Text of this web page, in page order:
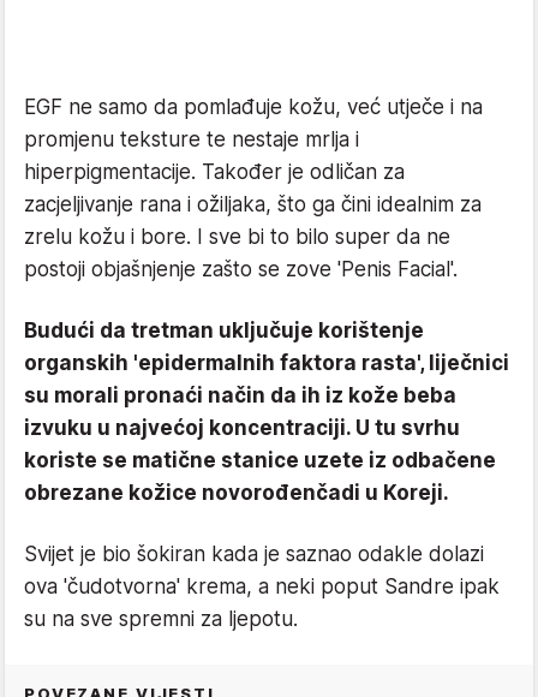
EGF ne samo da pomlađuje kožu, već utječe i na
promjenu teksture te nestaje mrlja i
hiperpigmentacije. Također je odličan za
zacjeljivanje rana i ožiljaka, što ga čini idealnim za
zrelu kožu i bore. I sve bi to bilo super da ne
postoji objašnjenje zašto se zove 'Penis Facial'.
Budući da tretman uključuje korištenje
organskih 'epidermalnih faktora rasta', liječnici
su morali pronaći način da ih iz kože beba
izvuku u najvećoj koncentraciji. U tu svrhu
koriste se matične stanice uzete iz odbačene
obrezane kožice novorođenčadi u Koreji.
Svijet je bio šokiran kada je saznao odakle dolazi
ova 'čudotvorna' krema, a neki poput Sandre ipak
su na sve spremni za ljepotu.